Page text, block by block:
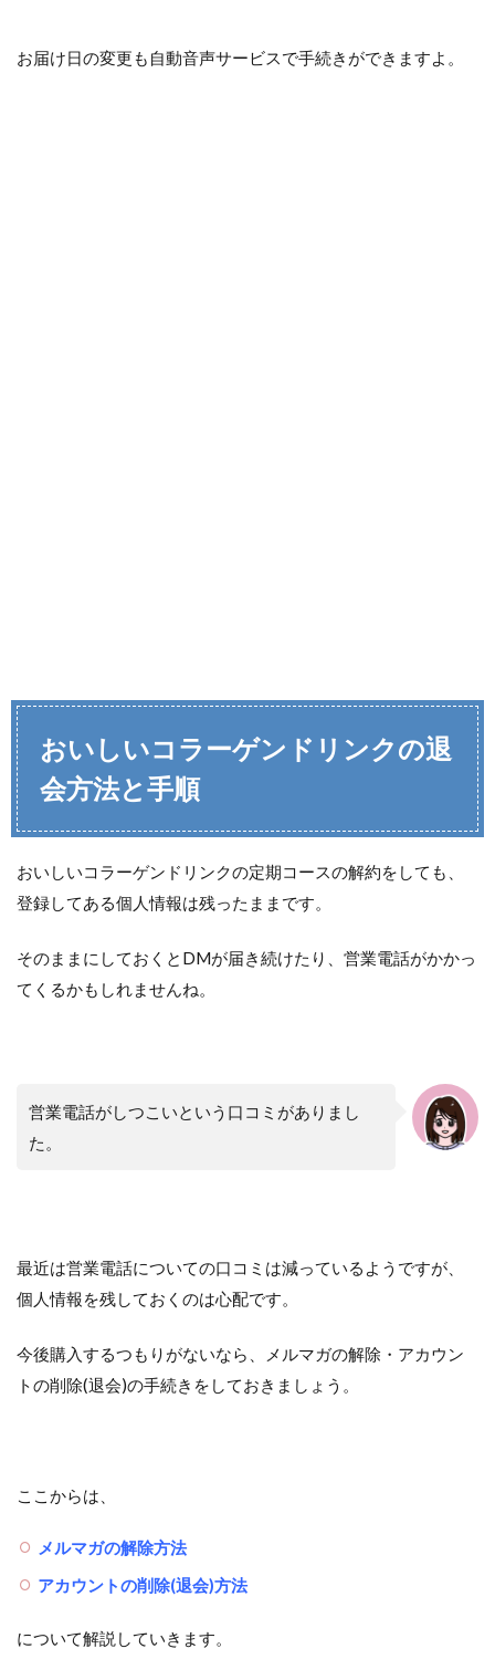
お届け日の変更も自動音声サービスで手続きができますよ。
おいしいコラーゲンドリンクの退
会方法と手順
おいしいコラーゲンドリンクの定期コースの解約をしても、
登録してある個人情報は残ったままです。
そのままにしておくとDMが届き続けたり、営業電話がかかっ
てくるかもしれませんね。
営業電話がしつこいという口コミがありまし
た。
最近は営業電話についての口コミは減っているようですが、
個人情報を残しておくのは心配です。
今後購入するつもりがないなら、メルマガの解除・アカウン
トの削除(退会)の手続きをしておきましょう。
ここからは、
メルマガの解除方法
アカウントの削除(退会)方法
について解説していきます。